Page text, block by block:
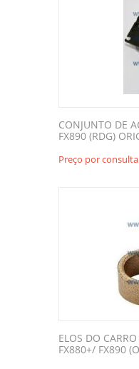
CONJUNTO DE
FX890 (RDG)
Preço por consulta
ELOS DO
FX880+/ FX890